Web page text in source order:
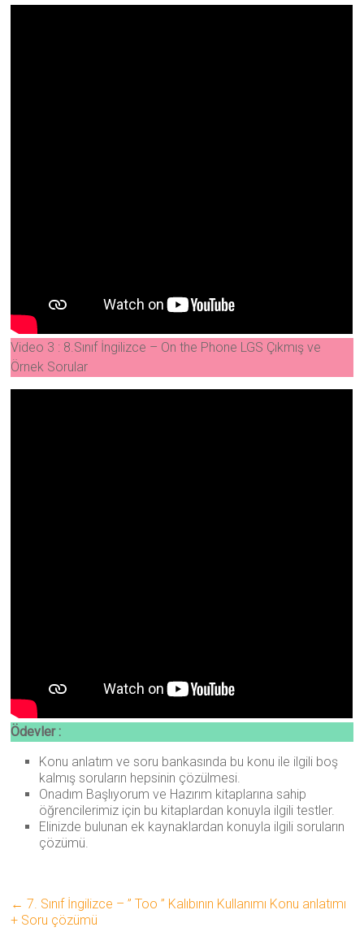
Video 3 : 8.Sınıf İngilizce – On the Phone LGS Çıkmış ve
Örnek Sorular
Ödevler :
Konu anlatım ve soru bankasında bu konu ile ilgili boş
kalmış soruların hepsinin çözülmesi.
Onadım Başlıyorum ve Hazırım kitaplarına sahip
öğrencilerimiz için bu kitaplardan konuyla ilgili testler.
Elinizde bulunan ek kaynaklardan konuyla ilgili soruların
çözümü.
← 7. Sınıf İngilizce – ” Too ” Kalıbının Kullanımı Konu anlatımı
+ Soru çözümü